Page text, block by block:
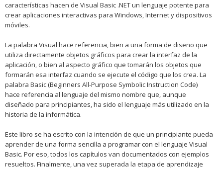
características hacen de Visual Basic .NET un lenguaje potente para
crear aplicaciones interactivas para Windows, Internet y dispositivos
móviles.
La palabra Visual hace referencia, bien a una forma de diseño que
utiliza directamente objetos gráficos para crear la interfaz de la
aplicación, o bien al aspecto gráfico que tomarán los objetos que
formarán esa interfaz cuando se ejecute el código que los crea. La
palabra Basic (Beginners All-Purpose Symbolic Instruction Code)
hace referencia al lenguaje del mismo nombre que, aunque
diseñado para principiantes, ha sido el lenguaje más utilizado en la
historia de la informática.
Este libro se ha escrito con la intención de que un principiante pueda
aprender de una forma sencilla a programar con el lenguaje Visual
Basic. Por eso, todos los capítulos van documentados con ejemplos
resueltos. Finalmente, una vez superada la etapa de aprendizaje